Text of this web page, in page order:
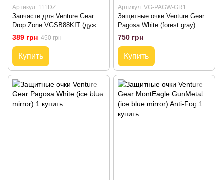
Артикул: 111DZ
Запчасти для Venture Gear
Drop Zone VGSB88KIT (дужки
/ носоупоры / оправа / линзы /
футляр)
389 грн 450 грн
Купить
Артикул: VG-PAGW-GR1
Защитные очки Venture Gear
Pagosa White (forest gray)
750 грн
Купить